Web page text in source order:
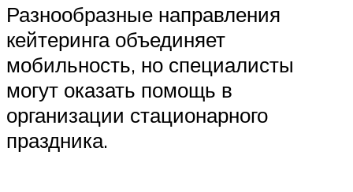
Разнообразные направления
кейтеринга объединяет
мобильность, но специалисты
могут оказать помощь в
организации стационарного
праздника.